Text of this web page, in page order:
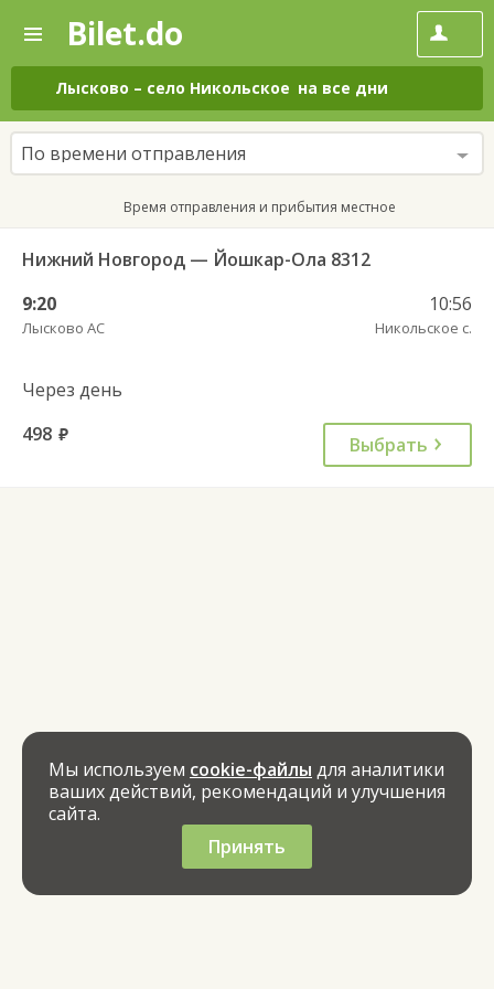
—
Поиск
и
покупка
билетов
на
автобус
онлайн
Bilet.do
Лысково – село Никольское на все дни
По времени отправления
Время отправления и прибытия местное
Нижний Новгород — Йошкар-Ола 8312
9:20
Лысково АС
10:56
Никольское с.
Через день
498 руб. Выбрать
Мы используем cookie-файлы для аналитики
ваших действий, рекомендаций и улучшения
сайта.
Принять